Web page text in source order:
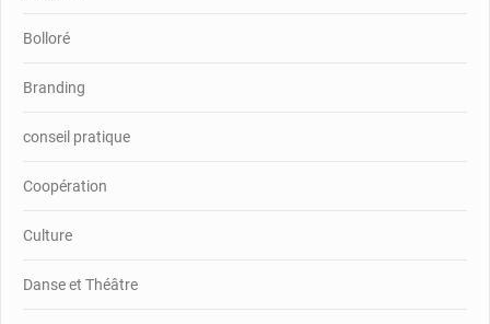
Bolloré
Branding
conseil pratique
Coopération
Culture
Danse et Théâtre